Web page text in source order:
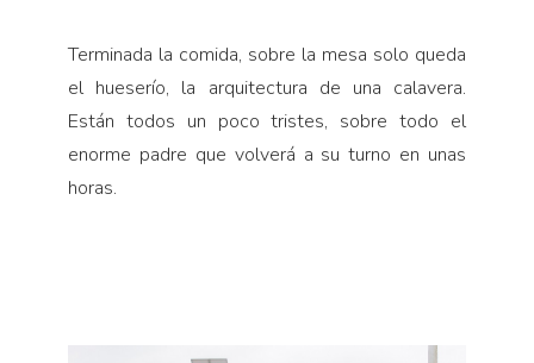
Terminada la comida, sobre la mesa solo queda
el hueserío, la arquitectura de una calavera.
Están todos un poco tristes, sobre todo el
enorme padre que volve­rá a su turno en unas
horas.